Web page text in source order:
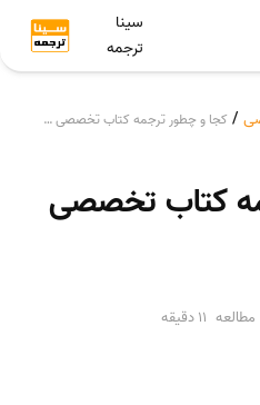
سینا
ترجمه
/ کجا و چطور ترجمه کتاب تخصصی سفارش دهیم؟
کتاب تخصصی
مطالعه 11 دقیقه